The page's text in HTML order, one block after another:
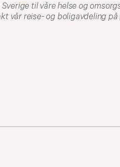
til våre helse og
vår reise- og boligavdeling på